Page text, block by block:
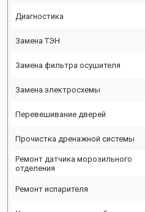
Диагностика
Замена ТЭН
Замена фильтра осушителя
Замена электросхемы
Перевешивание дверей
Прочистка дренажной системы
Ремонт датчика морозильного
отделения
Ремонт испарителя